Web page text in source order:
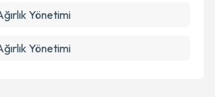
Yönetimi
Yönetimi